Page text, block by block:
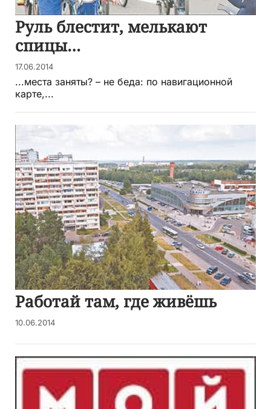
Руль блестит, мелькают
спицы…
17.06.2014
...места заняты? – не беда: по навигационной
карте,...
Работай там, где живёшь
10.06.2014